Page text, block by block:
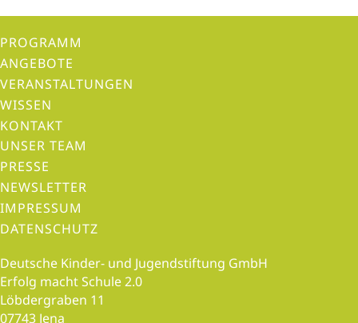
PROGRAMM
ANGEBOTE
VERANSTALTUNGEN
WISSEN
KONTAKT
UNSER TEAM
PRESSE
NEWSLETTER
IMPRESSUM
DATENSCHUTZ
Deutsche Kinder- und Jugendstiftung GmbH
Erfolg macht Schule 2.0
Löbdergraben 11
07743 Jena